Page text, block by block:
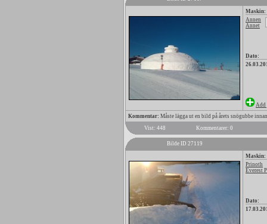
Maskin:
Annen
Annet
Dato:
Add
Kommentar: Måste lägga ut en bild på årets snögubbe
Vist: 448
Kommentarer: 0
Bilde ID 27119
Maskin:
Prinoth
Everest
Dato: